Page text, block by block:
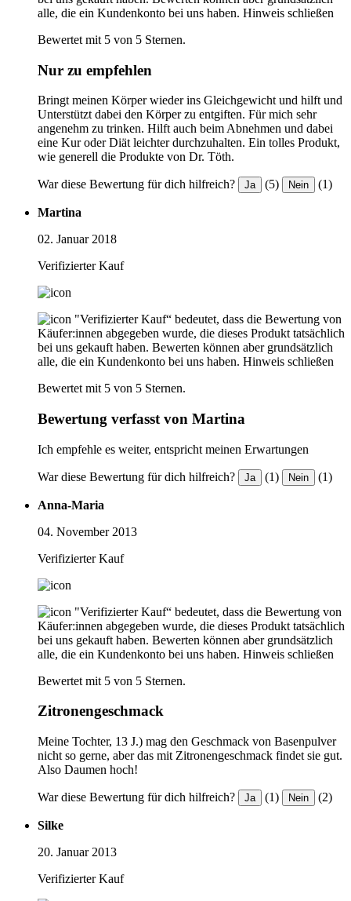
alle, die ein Kundenkonto bei uns haben. Hinweis schließen
Bewertet mit 5 von 5 Sternen.
Nur zu empfehlen
Bringt meinen Körper wieder ins Gleichgewicht und hilft und
Unterstützt dabei den Körper zu entgiften. Für mich sehr
angenehm zu trinken. Hilft auch beim Abnehmen und dabei
eine Kur oder Diät leichter durchzuhalten. Ein tolles Produkt,
wie generell die Produkte von Dr. Töth.
War diese Bewertung für dich hilfreich? Ja (5) Nein (1)
Martina
02. Januar 2018
Verifizierter Kauf
"Verifizierter Kauf“ bedeutet, dass die Bewertung von
Käufer:innen abgegeben wurde, die dieses Produkt tatsächlich
bei uns gekauft haben. Bewerten können aber grundsätzlich
alle, die ein Kundenkonto bei uns haben. Hinweis schließen
Bewertet mit 5 von 5 Sternen.
Bewertung verfasst von Martina
Ich empfehle es weiter, entspricht meinen Erwartungen
War diese Bewertung für dich hilfreich? Ja (1) Nein (1)
Anna-Maria
04. November 2013
Verifizierter Kauf
"Verifizierter Kauf“ bedeutet, dass die Bewertung von
Käufer:innen abgegeben wurde, die dieses Produkt tatsächlich
bei uns gekauft haben. Bewerten können aber grundsätzlich
alle, die ein Kundenkonto bei uns haben. Hinweis schließen
Bewertet mit 5 von 5 Sternen.
Zitronengeschmack
Meine Tochter, 13 J.) mag den Geschmack von Basenpulver
nicht so gerne, aber das mit Zitronengeschmack findet sie gut.
Also Daumen hoch!
War diese Bewertung für dich hilfreich? Ja (1) Nein (2)
Silke
20. Januar 2013
Verifizierter Kauf